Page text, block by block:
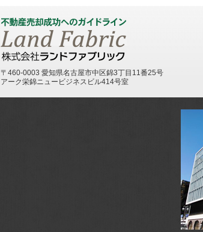
〒460-0003 愛知県名古屋市中区錦3丁目11番25号
アーク栄錦ニュービジネスビル414号室